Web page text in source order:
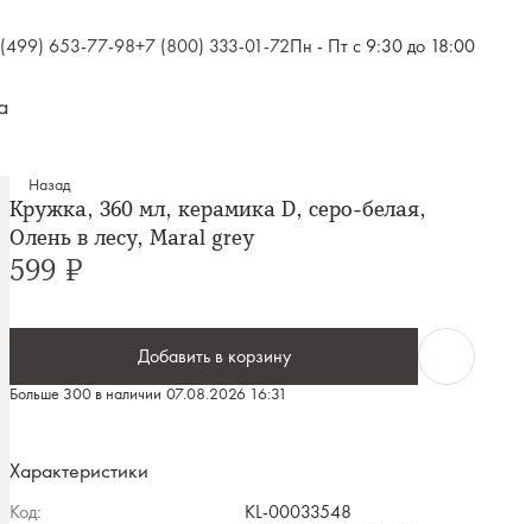
653-77-98+7 (800) 333-01-72Пн - Пт с 9:30 до 18:00
Назад
Кружка, 360 мл, керамика D, серо-белая,
Олень в лесу, Maral grey
599 ₽
Больше 300 в наличии 07.08.2026 16:31
Добавить в корзину
Характеристики
Код:
KL-00033548